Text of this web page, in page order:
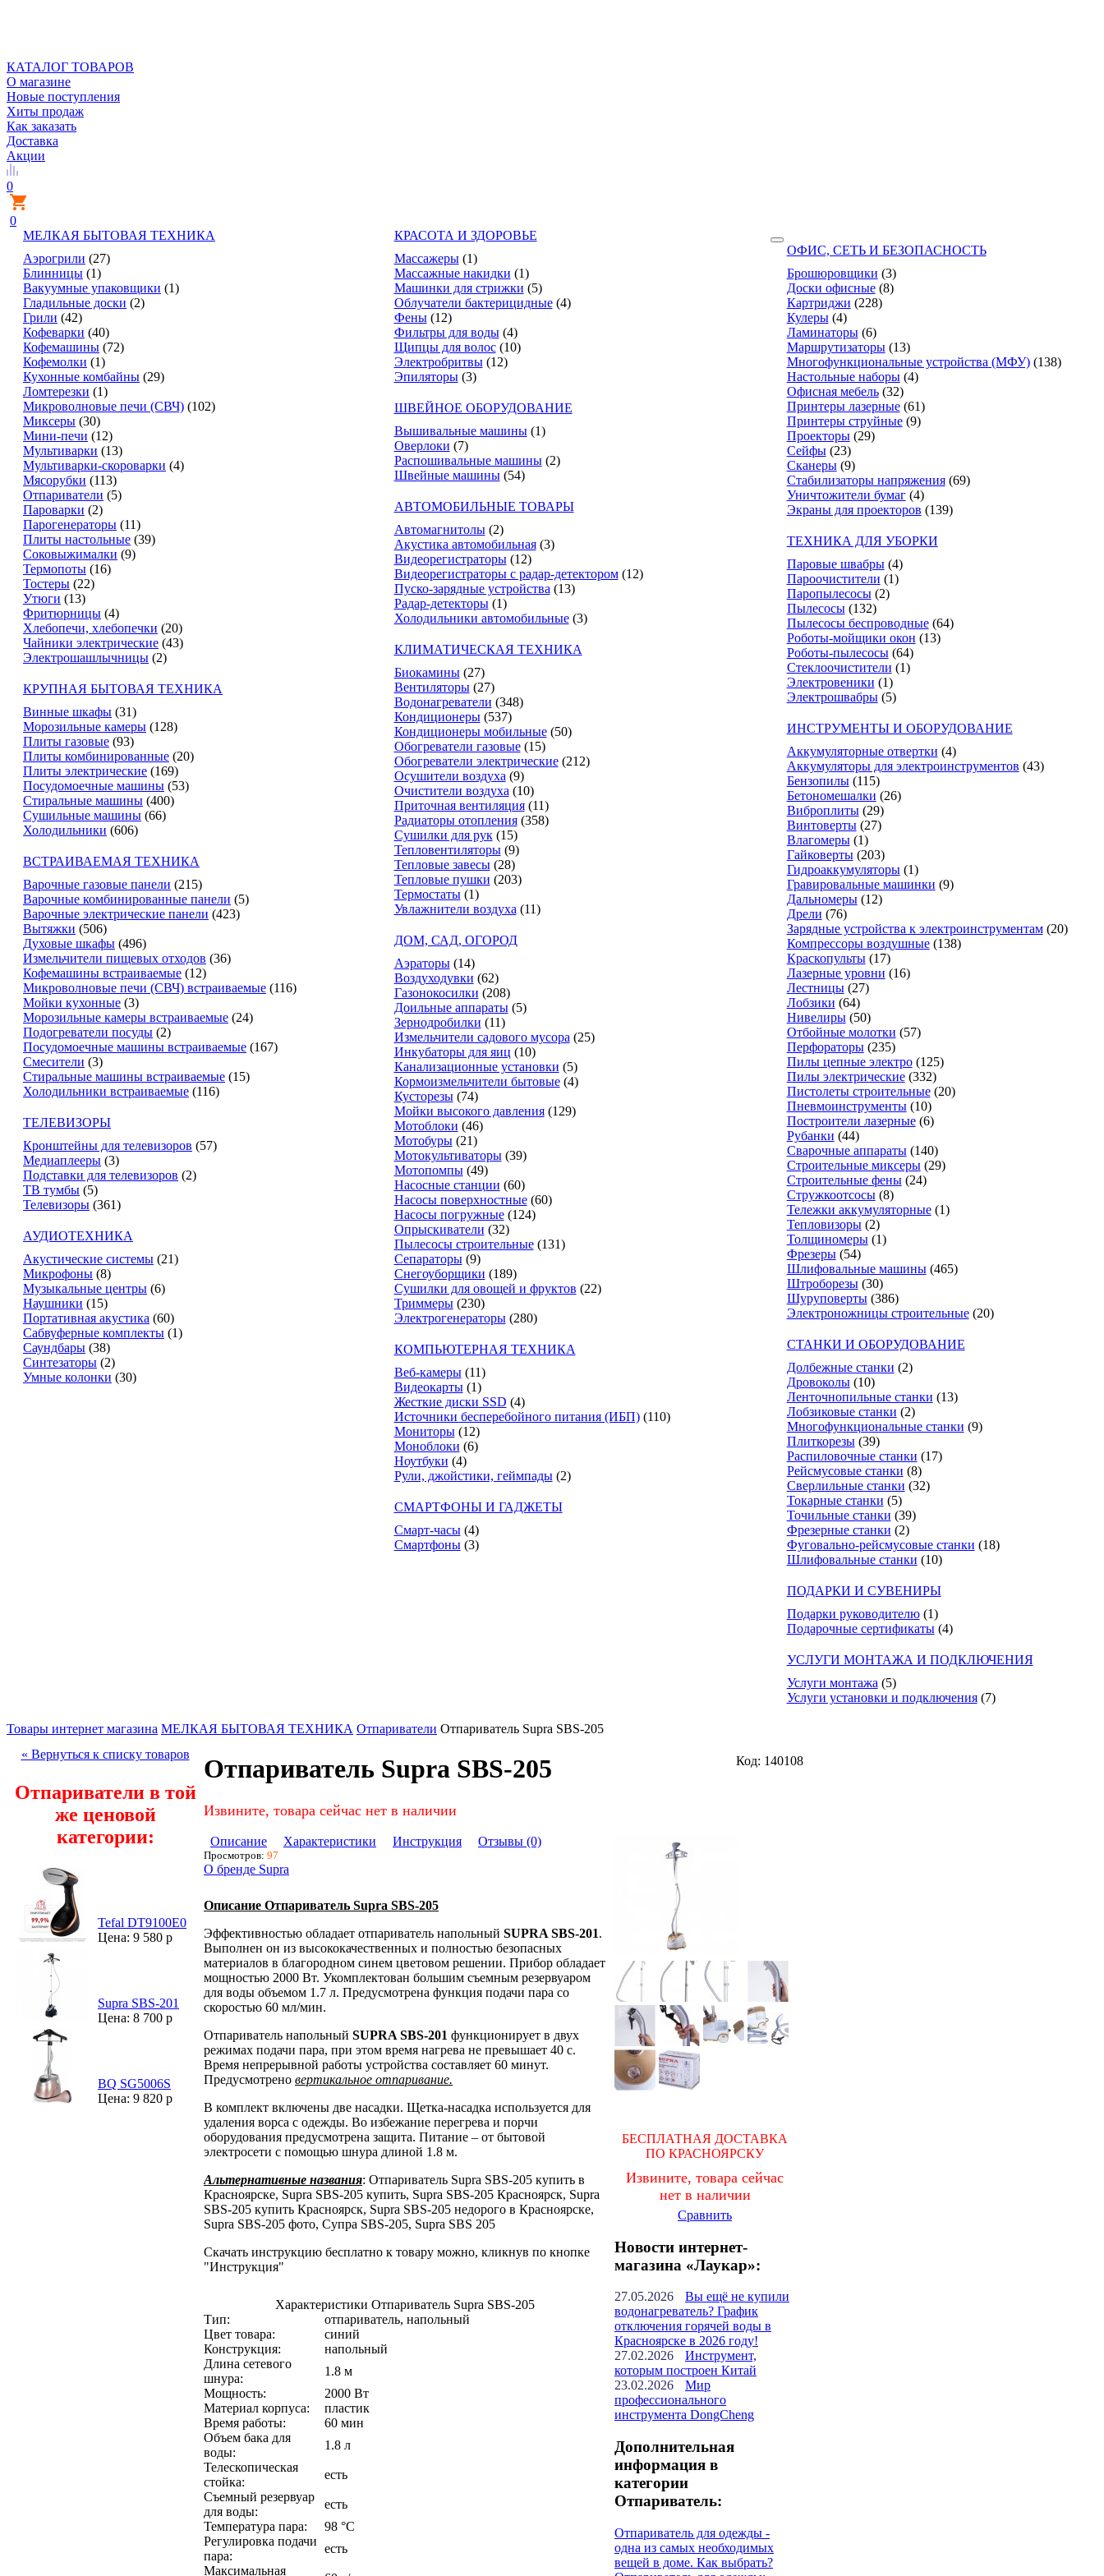
КАТАЛОГ ТОВАРОВ
О магазине
Новые поступления
Хиты продаж
Как заказать
Доставка
Акции
0
0
МЕЛКАЯ БЫТОВАЯ ТЕХНИКА
Аэрогрили (27)
Блинницы (1)
Вакуумные упаковщики (1)
Гладильные доски (2)
Грили (42)
Кофеварки (40)
Кофемашины (72)
Кофемолки (1)
Кухонные комбайны (29)
Ломтерезки (1)
Микроволновые печи (СВЧ) (102)
Миксеры (30)
Мини-печи (12)
Мультиварки (13)
Мультиварки-скороварки (4)
Мясорубки (113)
Отпариватели (5)
Пароварки (2)
Парогенераторы (11)
Плиты настольные (39)
Соковыжималки (9)
Термопоты (16)
Тостеры (22)
Утюги (13)
Фритюрницы (4)
Хлебопечи, хлебопечки (20)
Чайники электрические (43)
Электрошашлычницы (2)
КРУПНАЯ БЫТОВАЯ ТЕХНИКА
Винные шкафы (31)
Морозильные камеры (128)
Плиты газовые (93)
Плиты комбинированные (20)
Плиты электрические (169)
Посудомоечные машины (53)
Стиральные машины (400)
Сушильные машины (66)
Холодильники (606)
ВСТРАИВАЕМАЯ ТЕХНИКА
Варочные газовые панели (215)
Варочные комбинированные панели (5)
Варочные электрические панели (423)
Вытяжки (506)
Духовые шкафы (496)
Измельчители пищевых отходов (36)
Кофемашины встраиваемые (12)
Микроволновые печи (СВЧ) встраиваемые (116)
Мойки кухонные (3)
Морозильные камеры встраиваемые (24)
Подогреватели посуды (2)
Посудомоечные машины встраиваемые (167)
Смесители (3)
Стиральные машины встраиваемые (15)
Холодильники встраиваемые (116)
ТЕЛЕВИЗОРЫ
Кронштейны для телевизоров (57)
Медиаплееры (3)
Подставки для телевизоров (2)
ТВ тумбы (5)
Телевизоры (361)
АУДИОТЕХНИКА
Акустические системы (21)
Микрофоны (8)
Музыкальные центры (6)
Наушники (15)
Портативная акустика (60)
Сабвуферные комплекты (1)
Саундбары (38)
Синтезаторы (2)
Умные колонки (30)
КРАСОТА И ЗДОРОВЬЕ
Массажеры (1)
Массажные накидки (1)
Машинки для стрижки (5)
Облучатели бактерицидные (4)
Фены (12)
Фильтры для воды (4)
Щипцы для волос (10)
Электробритвы (12)
Эпиляторы (3)
ШВЕЙНОЕ ОБОРУДОВАНИЕ
Вышивальные машины (1)
Оверлоки (7)
Распошивальные машины (2)
Швейные машины (54)
АВТОМОБИЛЬНЫЕ ТОВАРЫ
Автомагнитолы (2)
Акустика автомобильная (3)
Видеорегистраторы (12)
Видеорегистраторы с радар-детектором (12)
Пуско-зарядные устройства (13)
Радар-детекторы (1)
Холодильники автомобильные (3)
КЛИМАТИЧЕСКАЯ ТЕХНИКА
Биокамины (27)
Вентиляторы (27)
Водонагреватели (348)
Кондиционеры (537)
Кондиционеры мобильные (50)
Обогреватели газовые (15)
Обогреватели электрические (212)
Осушители воздуха (9)
Очистители воздуха (10)
Приточная вентиляция (11)
Радиаторы отопления (358)
Сушилки для рук (15)
Тепловентиляторы (9)
Тепловые завесы (28)
Тепловые пушки (203)
Термостаты (1)
Увлажнители воздуха (11)
ДОМ, САД, ОГОРОД
Аэраторы (14)
Воздуходувки (62)
Газонокосилки (208)
Доильные аппараты (5)
Зернодробилки (11)
Измельчители садового мусора (25)
Инкубаторы для яиц (10)
Канализационные установки (5)
Кормоизмельчители бытовые (4)
Кусторезы (74)
Мойки высокого давления (129)
Мотоблоки (46)
Мотобуры (21)
Мотокультиваторы (39)
Мотопомпы (49)
Насосные станции (60)
Насосы поверхностные (60)
Насосы погружные (124)
Опрыскиватели (32)
Пылесосы строительные (131)
Сепараторы (9)
Снегоуборщики (189)
Сушилки для овощей и фруктов (22)
Триммеры (230)
Электрогенераторы (280)
КОМПЬЮТЕРНАЯ ТЕХНИКА
Веб-камеры (11)
Видеокарты (1)
Жесткие диски SSD (4)
Источники бесперебойного питания (ИБП) (110)
Мониторы (12)
Моноблоки (6)
Ноутбуки (4)
Рули, джойстики, геймпады (2)
СМАРТФОНЫ И ГАДЖЕТЫ
Смарт-часы (4)
Смартфоны (3)
ОФИС, СЕТЬ И БЕЗОПАСНОСТЬ
Брошюровщики (3)
Доски офисные (8)
Картриджи (228)
Кулеры (4)
Ламинаторы (6)
Маршрутизаторы (13)
Многофункциональные устройства (МФУ) (138)
Настольные наборы (4)
Офисная мебель (32)
Принтеры лазерные (61)
Принтеры струйные (9)
Проекторы (29)
Сейфы (23)
Сканеры (9)
Стабилизаторы напряжения (69)
Уничтожители бумаг (4)
Экраны для проекторов (139)
ТЕХНИКА ДЛЯ УБОРКИ
Паровые швабры (4)
Пароочистители (1)
Паропылесосы (2)
Пылесосы (132)
Пылесосы беспроводные (64)
Роботы-мойщики окон (13)
Роботы-пылесосы (64)
Стеклоочистители (1)
Электровеники (1)
Электрошвабры (5)
ИНСТРУМЕНТЫ И ОБОРУДОВАНИЕ
Аккумуляторные отвертки (4)
Аккумуляторы для электроинструментов (43)
Бензопилы (115)
Бетономешалки (26)
Виброплиты (29)
Винтоверты (27)
Влагомеры (1)
Гайковерты (203)
Гидроаккумуляторы (1)
Гравировальные машинки (9)
Дальномеры (12)
Дрели (76)
Зарядные устройства к электроинструментам (20)
Компрессоры воздушные (138)
Краскопульты (17)
Лазерные уровни (16)
Лестницы (27)
Лобзики (64)
Нивелиры (50)
Отбойные молотки (57)
Перфораторы (235)
Пилы цепные электро (125)
Пилы электрические (332)
Пистолеты строительные (20)
Пневмоинструменты (10)
Построители лазерные (6)
Рубанки (44)
Сварочные аппараты (140)
Строительные миксеры (29)
Строительные фены (24)
Стружкоотсосы (8)
Тележки аккумуляторные (1)
Тепловизоры (2)
Толщиномеры (1)
Фрезеры (54)
Шлифовальные машины (465)
Штроборезы (30)
Шуруповерты (386)
Электроножницы строительные (20)
СТАНКИ И ОБОРУДОВАНИЕ
Долбежные станки (2)
Дровоколы (10)
Ленточнопильные станки (13)
Лобзиковые станки (2)
Многофункциональные станки (9)
Плиткорезы (39)
Распиловочные станки (17)
Рейсмусовые станки (8)
Сверлильные станки (32)
Токарные станки (5)
Точильные станки (39)
Фрезерные станки (2)
Фуговально-рейсмусовые станки (18)
Шлифовальные станки (10)
ПОДАРКИ И СУВЕНИРЫ
Подарки руководителю (1)
Подарочные сертификаты (4)
УСЛУГИ МОНТАЖА И ПОДКЛЮЧЕНИЯ
Услуги монтажа (5)
Услуги установки и подключения (7)
Товары интернет магазина МЕЛКАЯ БЫТОВАЯ ТЕХНИКА Отпариватели Отпариватель Supra SBS-205
« Вернуться к списку товаров
Отпариватели в той
же ценовой
категории:
Tefal DT9100E0
Цена: 9 580 р
Supra SBS-201
Цена: 8 700 р
BQ SG5006S
Цена: 9 820 р
Код: 140108
Отпариватель Supra SBS-205
Извините, товара сейчас нет в наличии
БЕСПЛАТНАЯ ДОСТАВКА
ПО КРАСНОЯРСКУ
Извините, товара сейчас
нет в наличии
Сравнить
Новости интернет-
магазина «Лаукар»:
27.05.2026
Вы ещё не купили
водонагреватель? График
отключения горячей воды в
Красноярске в 2026 году!
27.02.2026
Инструмент,
которым построен Китай
23.02.2026
Мир
профессионального
инструмента DongCheng
Дополнительная
информация в
категории
Отпариватель:
Отпариватель для одежды -
одна из самых необходимых
вещей в доме. Как выбрать?
Описание Характеристики Инструкция Отзывы (0)
Просмотров: 97
О бренде Supra
Описание Отпариватель Supra SBS-205
Эффективностью обладает отпариватель напольный SUPRA SBS-201.
Выполнен он из высококачественных и полностью безопасных
материалов в благородном синем цветовом решении. Прибор обладает
мощностью 2000 Вт. Укомплектован большим съемным резервуаром
для воды объемом 1.7 л. Предусмотрена функция подачи пара со
скоростью 60 мл/мин.
Отпариватель напольный SUPRA SBS-201 функционирует в двух
режимах подачи пара, при этом время нагрева не превышает 40 с.
Время непрерывной работы устройства составляет 60 минут.
Предусмотрено вертикальное отпаривание.
В комплект включены две насадки. Щетка-насадка используется для
удаления ворса с одежды. Во избежание перегрева и порчи
оборудования предусмотрена защита. Питание – от бытовой
электросети с помощью шнура длиной 1.8 м.
Альтернативные названия: Отпариватель Supra SBS-205 купить в
Красноярске, Supra SBS-205 купить, Supra SBS-205 Красноярск, Supra
SBS-205 купить Красноярск, Supra SBS-205 недорого в Красноярске,
Supra SBS-205 фото, Супра SBS-205, Supra SBS 205
Скачать инструкцию бесплатно к товару можно, кликнув по кнопке
"Инструкция"
Характеристики Отпариватель Supra SBS-205
Тип:
отпариватель, напольный
Цвет товара:
синий
Конструкция:
напольный
Длина сетевого
шнура:
1.8 м
Мощность:
2000 Вт
Материал корпуса:
пластик
Время работы:
60 мин
Объем бака для
воды:
1.8 л
Телескопическая
стойка:
есть
Съемный резервуар
для воды:
есть
Температура пара:
98 °C
Регулировка подачи
пара:
есть
Максимальная